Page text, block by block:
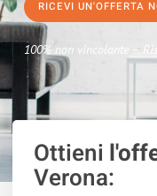
RICEVI UN'OFFERTA
100% non vincolante –
Ottieni
Verona: